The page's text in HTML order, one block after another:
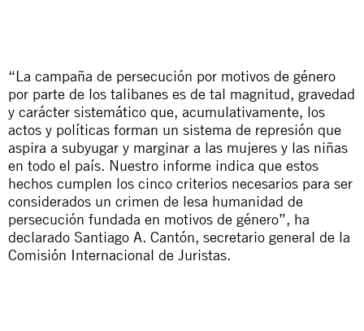
“La campaña de persecución por motivos de género
por parte de los talibanes es de tal magnitud, gravedad
y carácter sistemático que, acumulativamente, los
actos y políticas forman un sistema de represión que
aspira a subyugar y marginar a las mujeres y las niñas
en todo el país. Nuestro informe indica que estos
hechos cumplen los cinco criterios necesarios para ser
considerados un crimen de lesa humanidad de
persecución fundada en motivos de género”, ha
declarado Santiago A. Cantón, secretario general de la
Comisión Internacional de Juristas.